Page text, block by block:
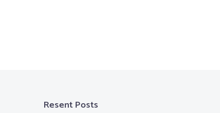
Resent Posts